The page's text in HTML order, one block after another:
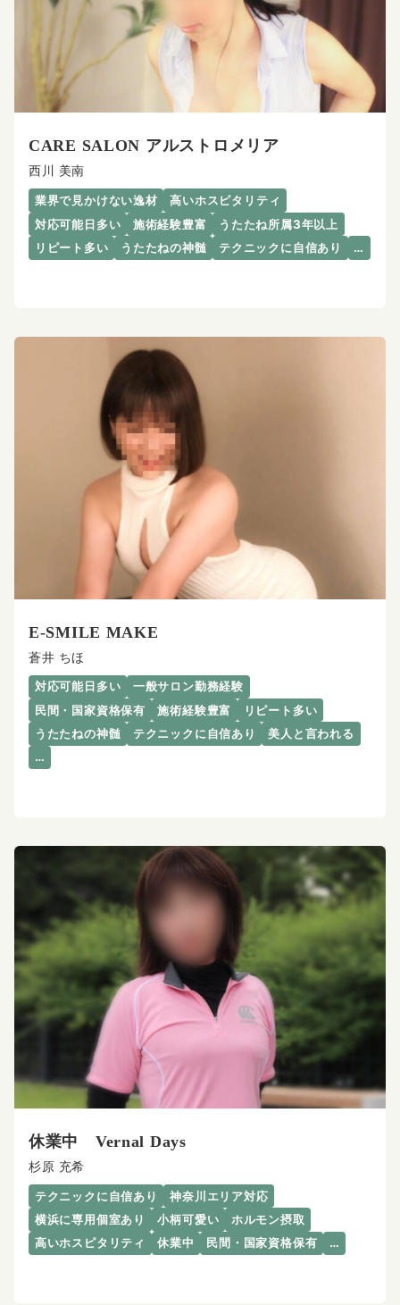
CARE SALON アルストロメリア
西川 美南
業界で見かけない逸材
高いホスピタリティ
対応可能日多い
施術経験豊富
うたたね所属3年以上
リピート多い
うたたねの神髄 テクニックに自信あり …
E-SMILE MAKE
蒼井 ちほ
対応可能日多い
一般サロン勤務経験
民間・国家資格保有
施術経験豊富
リピート多い
うたたねの神髄
テクニックに自信あり
美人と言われる
…
休業中 Vernal Days
杉原 充希
テクニックに自信あり
神奈川エリア対応
横浜に専用個室あり
小柄可愛い
ホルモン摂取
高いホスピタリティ
休業中 民間・国家資格保有 …